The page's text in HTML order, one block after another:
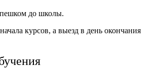
до школы.
курсов, а выезд в день окончания